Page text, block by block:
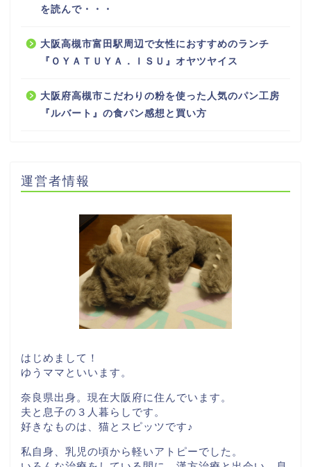
を読んで・・・
大阪高槻市富田駅周辺で女性におすすめのランチ
『ＯＹＡＴＵＹＡ．ＩＳＵ』オヤツヤイス
大阪府高槻市こだわりの粉を使った人気のパン工房
『ルバート』の食パン感想と買い方
運営者情報
はじめまして！
ゆうママといいます。
奈良県出身。現在大阪府に住んでいます。
夫と息子の３人暮らしです。
好きなものは、猫とスピッツです♪
私自身、乳児の頃から軽いアトピーでした。